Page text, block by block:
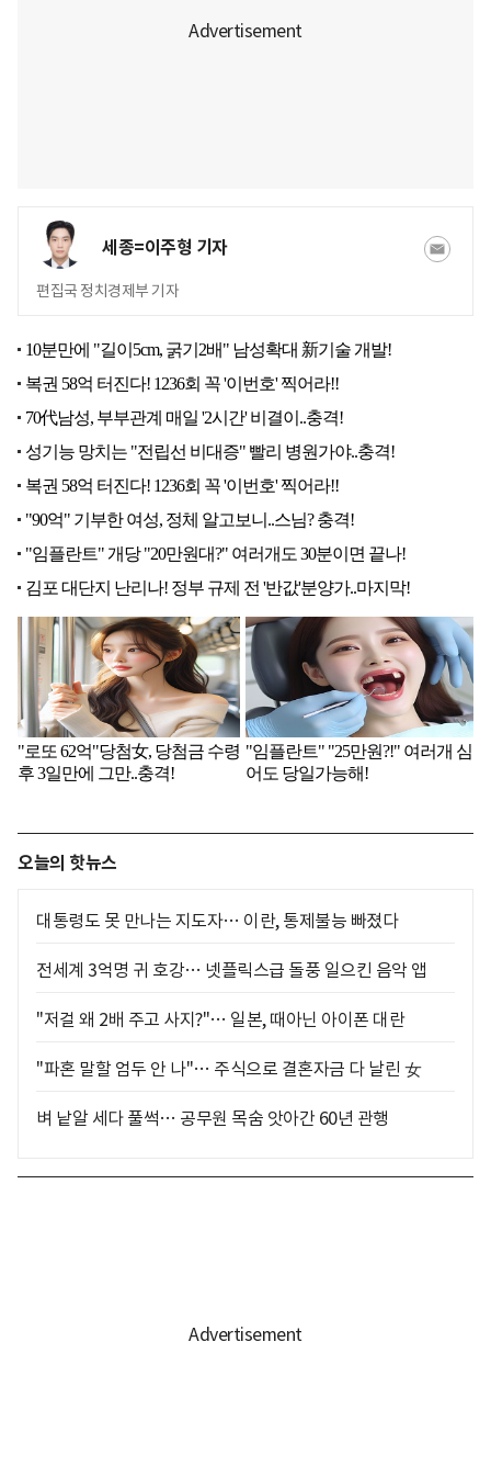
세종=이주형 기자
편집국 정치경제부 기자
오늘의 핫뉴스
대통령도 못 만나는 지도자… 이란, 통제불능 빠졌다
전세계 3억명 귀 호강… 넷플릭스급 돌풍 일으킨 음악 앱
"저걸 왜 2배 주고 사지?"… 일본, 때아닌 아이폰 대란
"파혼 말할 엄두 안 나"… 주식으로 결혼자금 다 날린 女
벼 낱알 세다 풀썩… 공무원 목숨 앗아간 60년 관행